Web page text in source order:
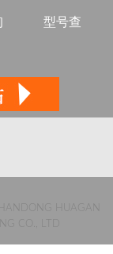
型号查
HUAGAN
CO., LTD